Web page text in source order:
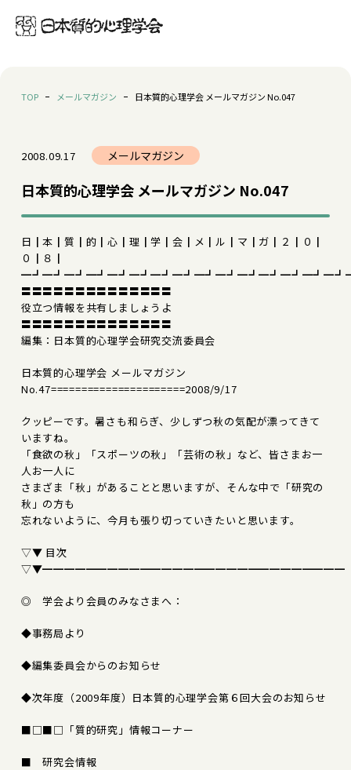
TOP メールマガジン 日本質的心理学会 メールマガジン No.047
2008.09.17 メールマガジン
日本質的心理学会 メールマガジン No.047
日┃本┃質┃的┃心┃理┃学┃会┃メ┃ル┃マ┃ガ┃２┃０┃
０┃８┃
〓〓〓〓〓〓〓〓〓〓〓〓〓〓
役立つ情報を共有しましょうよ
〓〓〓〓〓〓〓〓〓〓〓〓〓〓
編集：日本質的心理学会研究交流委員会
日本質的心理学会 メールマガジン
No.47======================2008/9/17
クッピーです。暑さも和らぎ、少しずつ秋の気配が漂ってきて
いますね。
「食欲の秋」「スポーツの秋」「芸術の秋」など、皆さまお一
人お一人に
さまざま「秋」があることと思いますが、そんな中で「研究の
秋」の方も
忘れないように、今月も張り切っていきたいと思います。
▽▼ 目次
▽▼━━━━━━━━━━━━━━━━━━━━━━━━━━━━
◎ 学会より会員のみなさまへ：
◆事務局より
◆編集委員会からのお知らせ
◆次年度（2009年度）日本質的心理学会第６回大会のお知らせ
■□■□「質的研究」情報コーナー
■ 研究会情報